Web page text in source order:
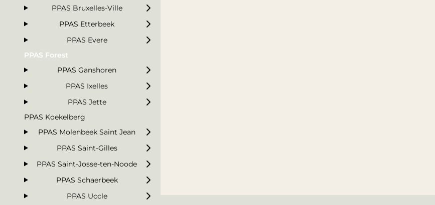
PPAS Bruxelles-Ville
PPAS Etterbeek
PPAS Evere
PPAS Forest
PPAS Ganshoren
PPAS Ixelles
PPAS Jette
PPAS Koekelberg
PPAS Molenbeek Saint Jean
PPAS Saint-Gilles
PPAS Saint-Josse-ten-Noode
PPAS Schaerbeek
PPAS Uccle